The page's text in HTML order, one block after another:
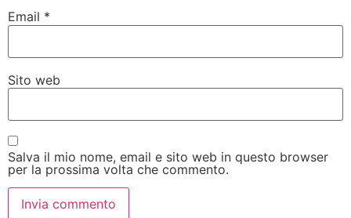
Email *
Sito web
Salva il mio nome, email e sito web in questo browser
per la prossima volta che commento.